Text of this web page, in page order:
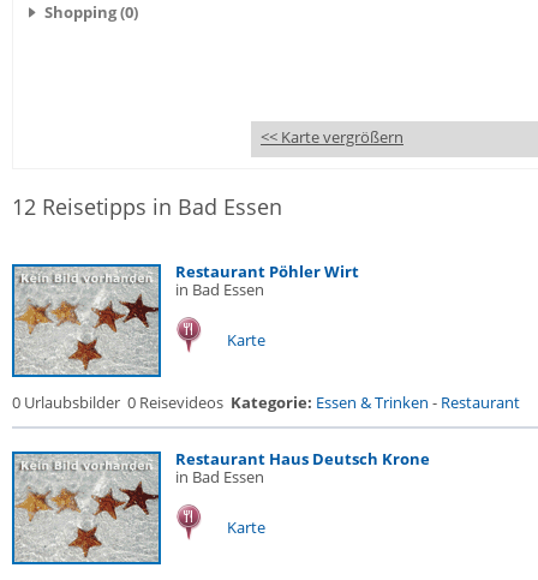
Shopping (0)
<< Karte vergrößern
12 Reisetipps in Bad Essen
Restaurant Pöhler Wirt
in Bad Essen
Karte
0 Urlaubsbilder 0 Reisevideos Kategorie: Essen & Trinken - Restaurant
Restaurant Haus Deutsch Krone
in Bad Essen
Karte